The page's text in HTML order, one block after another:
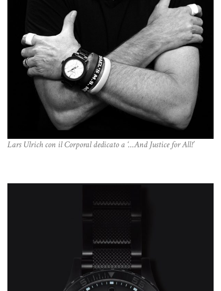
Lars Ulrich con il Corporal dedicato a ‘…And Justice for All!’